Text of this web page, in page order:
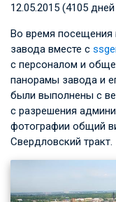
12.05.2015 (4105
Во время посещения
завода вместе с
с персоналом и
панорамы завода и
были выполнены с
с разрешения
фотографии общий
Свердловский тракт.